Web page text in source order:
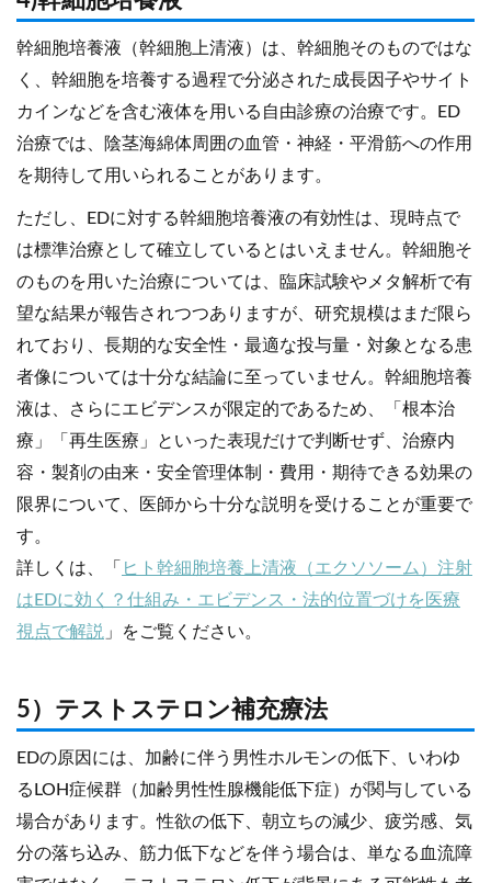
幹細胞培養液（幹細胞上清液）は、幹細胞そのものではな
く、幹細胞を培養する過程で分泌された成長因子やサイト
カインなどを含む液体を用いる自由診療の治療です。ED
治療では、陰茎海綿体周囲の血管・神経・平滑筋への作用
を期待して用いられることがあります。
ただし、EDに対する幹細胞培養液の有効性は、現時点で
は標準治療として確立しているとはいえません。幹細胞そ
のものを用いた治療については、臨床試験やメタ解析で有
望な結果が報告されつつありますが、研究規模はまだ限ら
れており、長期的な安全性・最適な投与量・対象となる患
者像については十分な結論に至っていません。幹細胞培養
液は、さらにエビデンスが限定的であるため、「根本治
療」「再生医療」といった表現だけで判断せず、治療内
容・製剤の由来・安全管理体制・費用・期待できる効果の
限界について、医師から十分な説明を受けることが重要で
す。
詳しくは、「
ヒト幹細胞培養上清液（エクソソーム）注射
はEDに効く？仕組み・エビデンス・法的位置づけを医療
視点で解説 」をご覧ください。
5）テストステロン補充療法
EDの原因には、加齢に伴う男性ホルモンの低下、いわゆ
るLOH症候群（加齢男性性腺機能低下症）が関与している
場合があります。性欲の低下、朝立ちの減少、疲労感、気
分の落ち込み、筋力低下などを伴う場合は、単なる血流障